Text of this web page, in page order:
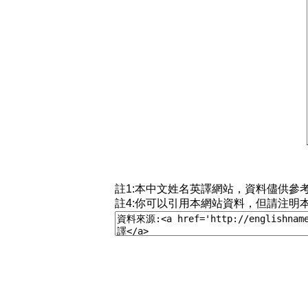
註1:本中文姓名英譯網站，資料儘供參
註4:你可以引用本網站資料，但請注明